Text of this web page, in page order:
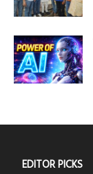
EDITOR PICKS